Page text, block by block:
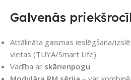
Galvenās
Attālināta gaismas ieslēgšana/
vietas (TUYA/Smart Life).
Vadība ar skārienpogu.